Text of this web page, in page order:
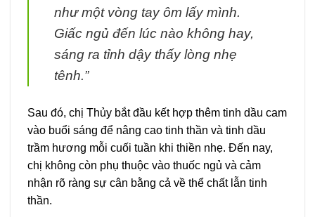
như một vòng tay ôm lấy mình.
Giấc ngủ đến lúc nào không hay,
sáng ra tỉnh dậy thấy lòng nhẹ
tênh.”
Sau đó, chị Thủy bắt đầu kết hợp thêm tinh dầu cam
vào buổi sáng để nâng cao tinh thần và tinh dầu
trầm hương mỗi cuối tuần khi thiền nhẹ. Đến nay,
chị không còn phụ thuộc vào thuốc ngủ và cảm
nhận rõ ràng sự cân bằng cả về thể chất lẫn tinh
thần.